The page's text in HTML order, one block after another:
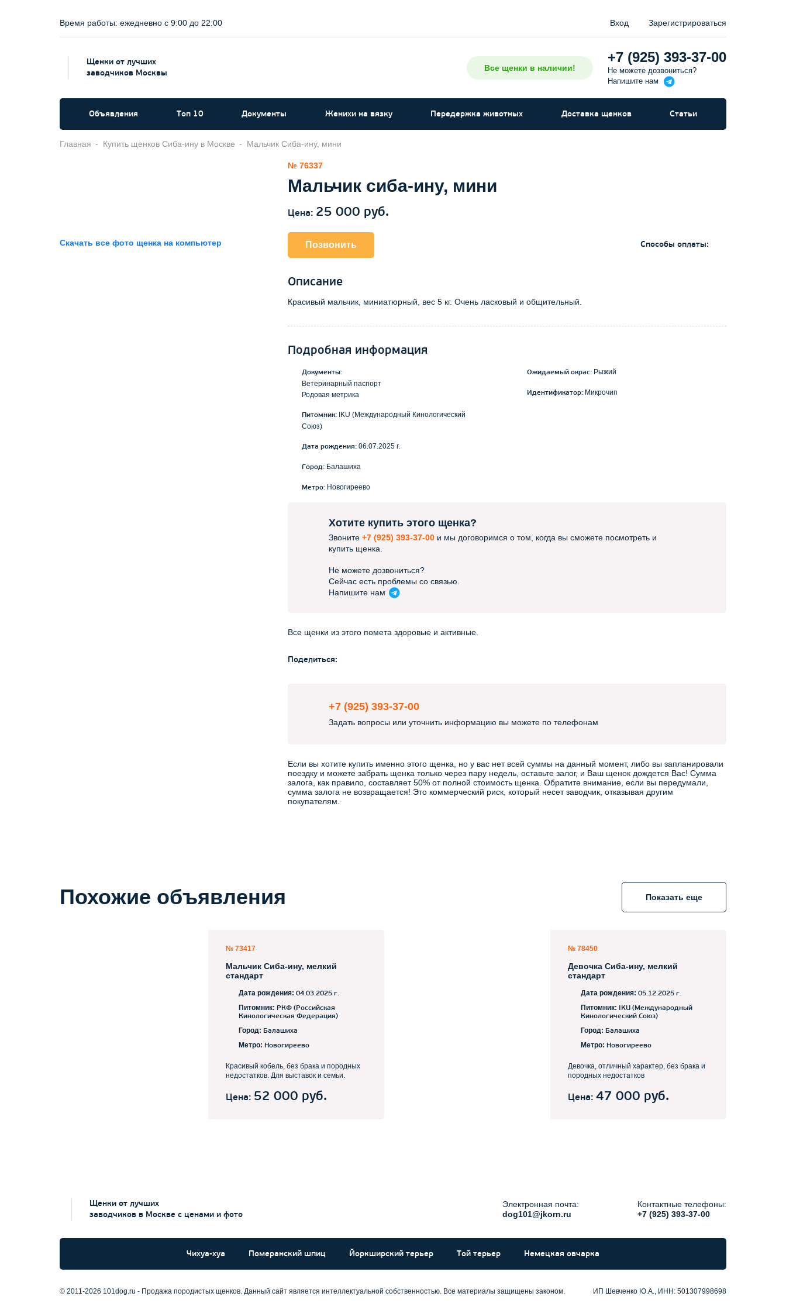
Время работы: ежедневно c 9:00 до 22:00 Вход Зарегистрироваться
Щенки от лучших
заводчиков Москвы
Все щенки в наличии!
+7 (925) 393-37-00
Не можете дозвониться?
Напишите нам
Объявления Топ 10 Документы Женихи на вязку Передержка животных Доставка щенков Статьи
Главная Купить щенков Сиба-ину в Москве Мальчик Сиба-ину, мини
Скачать все фото щенка на компьютер
№ 76337
Мальчик сиба-ину, мини
Цена: 25 000 руб.
Позвонить Способы оплаты:
Описание
Красивый мальчик, миниатюрный, вес 5 кг. Очень ласковый и общительный.
Подробная информация
Документы:
Ветеринарный паспорт
Родовая метрика
Питомник:IKU (Международный Кинологический
Союз)
Дата рождения: 06.07.2025 г.
Город: Балашиха
Метро: Новогиреево
Ожидаемый окрас: Рыжий
Идентификатор: Микрочип
Хотите купить этого щенка?
Звоните +7 (925) 393-37-00 и мы договоримся о том, когда вы сможете посмотреть и
купить щенка.
Не можете дозвониться?
Сейчас есть проблемы со связью.
Напишите нам
Все щенки из этого помета здоровые и активные.
Поделиться:
+7 (925) 393-37-00
Задать вопросы или уточнить информацию вы можете по телефонам
Если вы хотите купить именно этого щенка, но у вас нет всей суммы на данный момент, либо вы запланировали
поездку и можете забрать щенка только через пару недель, оставьте залог, и Ваш щенок дождется Вас! Сумма
залога, как правило, составляет 50% от полной стоимость щенка. Обратите внимание, если вы передумали,
сумма залога не возвращается! Это коммерческий риск, который несет заводчик, отказывая другим
покупателям.
Похожие объявления Показать еще
№ 73417
Мальчик Сиба-ину, мелкий
стандарт
Дата рождения: 04.03.2025 г.
Питомник: РКФ (Российская
Кинологическая Федерация)
Город: Балашиха
Метро: Новогиреево
Красивый кобель, без брака и породных
недостатков. Для выставок и семьи.
Цена: 52 000 руб.
№ 78450
Девочка Сиба-ину, мелкий
стандарт
Дата рождения: 05.12.2025 г.
Питомник: IKU (Международный
Кинологический Союз)
Город: Балашиха
Метро: Новогиреево
Девочка, отличный характер, без брака и
породных недостатков
Цена: 47 000 руб.
Щенки от лучших
заводчиков в Москве с ценами и фото
Электронная почта:
dog101@jkorn.ru
Контактные телефоны:
+7 (925) 393-37-00
Чихуа-хуа Померанский шпиц Йоркширский терьер Той терьер Немецкая овчарка
© 2011-2026 101dog.ru - Продажа породистых щенков. Данный сайт является интеллектуальной собственностью. Все материалы защищены законом. ИП Шевченко Ю.А., ИНН: 501307998698